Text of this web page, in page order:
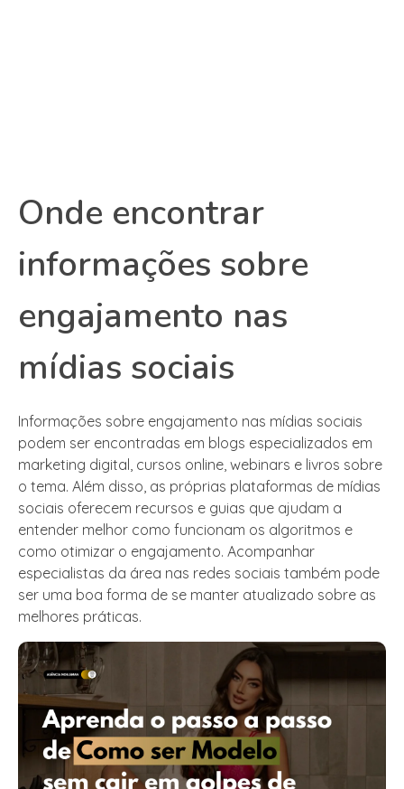
Onde encontrar
informações sobre
engajamento nas
mídias sociais
Informações sobre engajamento nas mídias sociais
podem ser encontradas em blogs especializados em
marketing digital, cursos online, webinars e livros sobre
o tema. Além disso, as próprias plataformas de mídias
sociais oferecem recursos e guias que ajudam a
entender melhor como funcionam os algoritmos e
como otimizar o engajamento. Acompanhar
especialistas da área nas redes sociais também pode
ser uma boa forma de se manter atualizado sobre as
melhores práticas.